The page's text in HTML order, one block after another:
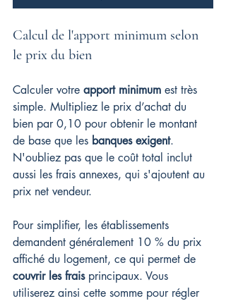
Calcul de l'apport minimum selon
le prix du bien
Calculer votre apport minimum est très
simple. Multipliez le prix d’achat du
bien par 0,10 pour obtenir le montant
de base que les banques exigent.
N'oubliez pas que le coût total inclut
aussi les frais annexes, qui s'ajoutent au
prix net vendeur.
Pour simplifier, les établissements
demandent généralement 10 % du prix
affiché du logement, ce qui permet de
couvrir les frais principaux. Vous
utiliserez ainsi cette somme pour régler